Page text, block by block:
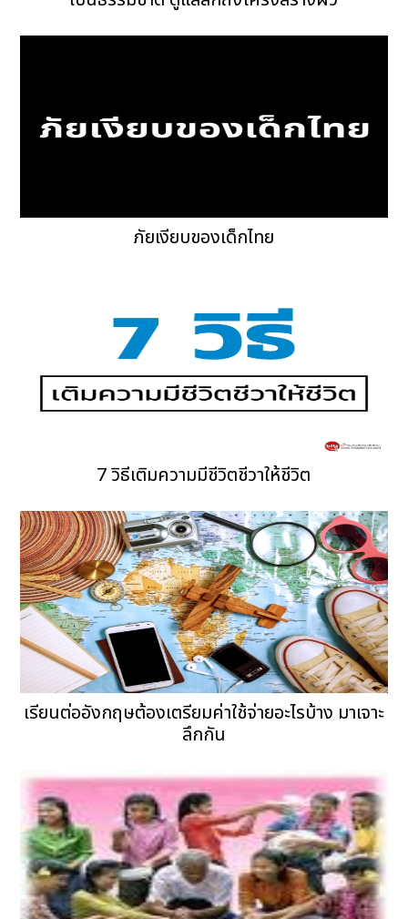
ภัยเงียบของเด็กไทย
7 วิธีเติมความมีชีวิตชีวาให้ชีวิต
เรียนต่ออังกฤษต้องเตรียมค่าใช้จ่ายอะไรบ้าง มาเจาะ
ลึกกัน